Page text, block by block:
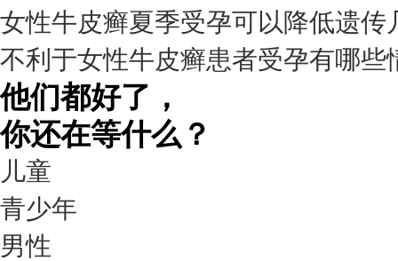
疗效满意
98%
女性牛皮癣夏季受孕可以降低遗传
不利于女性牛皮癣患者受孕有哪些
他们都好了，
你还在等什么？
儿童
青少年
男性